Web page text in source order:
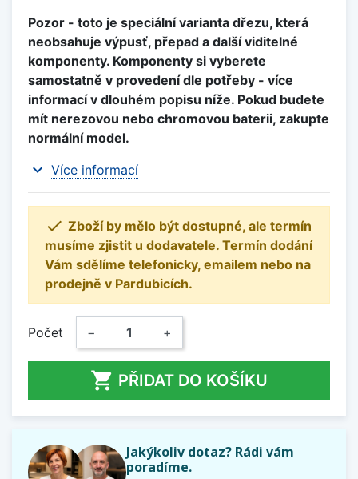
Pozor - toto je speciální varianta dřezu, která
neobsahuje výpusť, přepad a další viditelné
komponenty. Komponenty si vyberete
samostatně v provedení dle potřeby - více
informací v dlouhém popisu níže. Pokud budete
mít nerezovou nebo chromovou baterii, zakupte
normální model.
expand_more Více informací
 Zboží by mělo být dostupné, ale termín
musíme zjistit u dodavatele. Termín dodání
Vám sdělíme telefonicky, emailem nebo na
prodejně v Pardubicích.
Počet − +
 PŘIDAT DO KOŠÍKU
Jakýkoliv dotaz? Rádi vám
poradíme.